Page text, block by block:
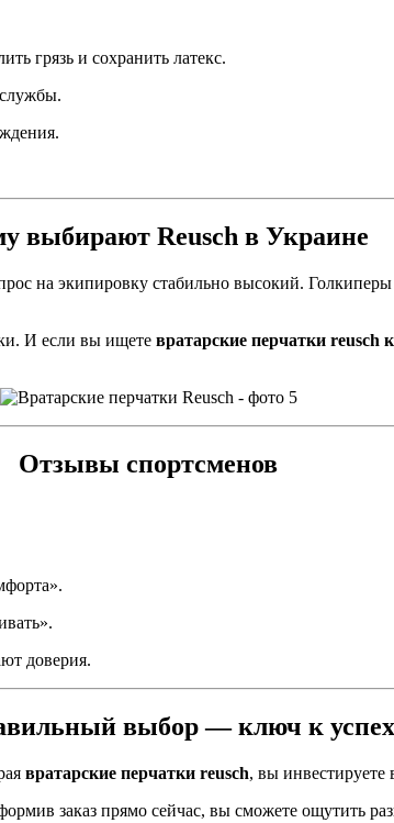
грязь и сохранить латекс.
выбирают Reusch в Украине
на экипировку стабильно высокий. Голкиперы
И если вы ищете вратарские перчатки reusch
Отзывы спортсменов
доверия.
выбор — ключ к
вратарские перчатки reusch, вы инвестируете
заказ прямо сейчас, вы сможете ощутить